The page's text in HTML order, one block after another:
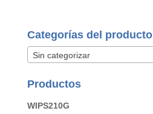
Categorías del producto
Sin categorizar
Productos
WIPS210G